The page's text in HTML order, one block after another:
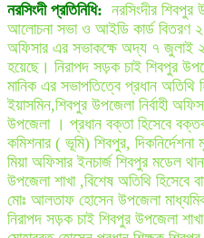
নরসিংদী প্রতিনিধি: নরসিংদীর শিবপুর
আলোচনা সভা ও আইডি কার্ড বিতরণ
অফিসার এর সভাকক্ষে অদ্য ৭ জুলাই
হয়েছে। নিরাপদ সড়ক চাই শিবপুর
মানিক এর সভাপতিত্বে প্রধান অতিথি
ইয়াসমিন,শিবপুর উপজেলা নির্বাহী
উপজেলা । প্রধান বক্তা হিসেবে
কমিশনার ( ভূমি) শিবপুর,
মিয়া অফিসার ইনচার্জ শিবপুর মডেল
উপজেলা শাখা ,বিশেষ অতিথি হিসেবে
মোঃ আলতাফ হোসেন উপজেলা
নিরাপদ সড়ক চাই শিবপুর উপজেলা